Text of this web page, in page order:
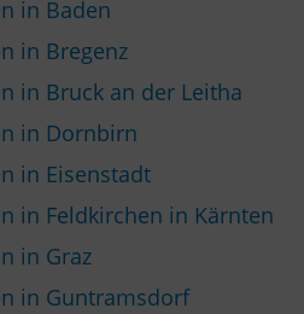
in Baden
in Bregenz
in Bruck an der Leitha
in Dornbirn
in Eisenstadt
in Feldkirchen in Kärnten
in Graz
in Guntramsdorf